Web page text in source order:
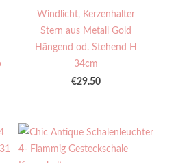
Windlicht, Kerzenhalter
Stern aus Metall Gold
Hängend od. Stehend H
34cm
€29.50